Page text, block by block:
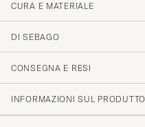
CURA E MATERIALE
DI SEBAGO
CONSEGNA E RESI
INFORMAZIONI SUL